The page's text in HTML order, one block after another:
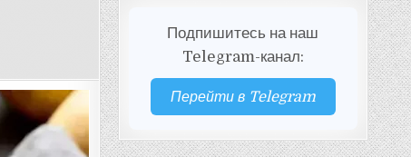
Подпишитесь на наш
Telegram-канал:
Перейти в Telegram